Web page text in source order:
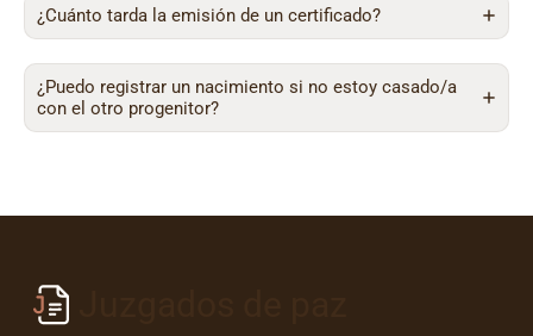
¿Cuánto tarda la emisión de un certificado?
¿Puedo registrar un nacimiento si no estoy casado/a
con el otro progenitor?